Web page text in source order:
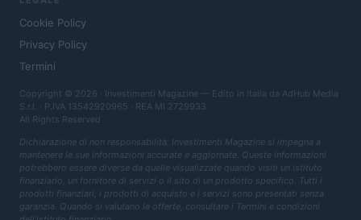
Cookie Policy
Privacy Policy
Termini
Copyright © 2026 · Investimenti Magazine — Edito in Italia da AdHub Media
S.r.l. · P.IVA 13542920965 · REA MI 2729933
All Rights Reserved
Dichiarazione di non responsabilità: Investimenti Magazine si impegna a
mantenere le sue informazioni accurate e aggiornate. Queste informazioni
potrebbero essere diverse da quelle visualizzate quando visiti un istituto
finanziario, un fornitore di servizi o il sito di un prodotto specifico. Tutti i
prodotti finanziari, i prodotti di acquisto e i servizi sono presentati senza
garanzia. Quando si valutano le offerte, consultare i Termini e condizioni